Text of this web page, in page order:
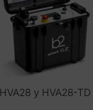
HVA28 y HVA28-TD